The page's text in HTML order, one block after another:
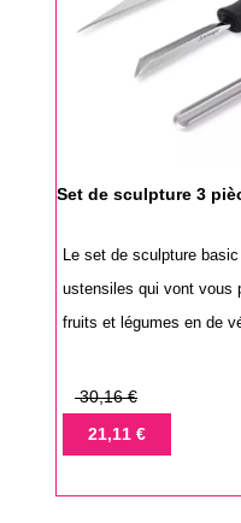
Set de sculpture 3
Le set de sculpture
ustensiles qui vont vous
fruits et légumes en de
Prix
base
30,16 €
Prix21,11 €